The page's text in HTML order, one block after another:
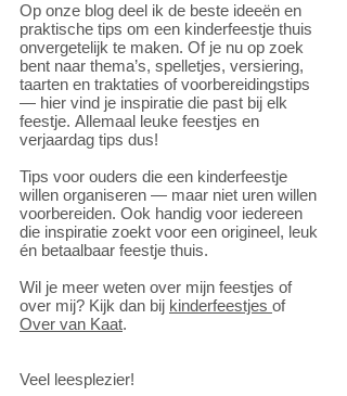
Op onze blog deel ik de beste ideeën en
praktische tips om een kinderfeestje thuis
onvergetelijk te maken. Of je nu op zoek
bent naar thema’s, spelletjes, versiering,
taarten en traktaties of voorbereidingstips
— hier vind je inspiratie die past bij elk
feestje. Allemaal leuke feestjes en
verjaardag tips dus!
Tips voor ouders die een kinderfeestje
willen organiseren — maar niet uren willen
voorbereiden. Ook handig voor iedereen
die inspiratie zoekt voor een origineel, leuk
én betaalbaar feestje thuis.
Wil je meer weten over mijn feestjes of
over mij? Kijk dan bij kinderfeestjes of
Over van Kaat.
Veel leesplezier!